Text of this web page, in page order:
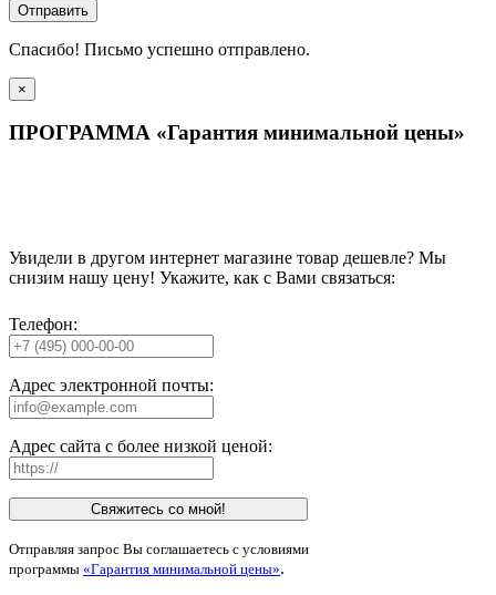
Отправить
Спасибо! Письмо успешно отправлено.
×
ПРОГРАММА «Гарантия минимальной цены»
Увидели в другом интернет магазине товар дешевле? Мы
снизим нашу цену! Укажите, как с Вами связаться:
Телефон:
Адрес электронной почты:
Адрес сайта с более низкой ценой:
Свяжитесь со мной!
Отправляя запрос Вы соглашаетесь с условиями
программы «Гарантия минимальной цены».